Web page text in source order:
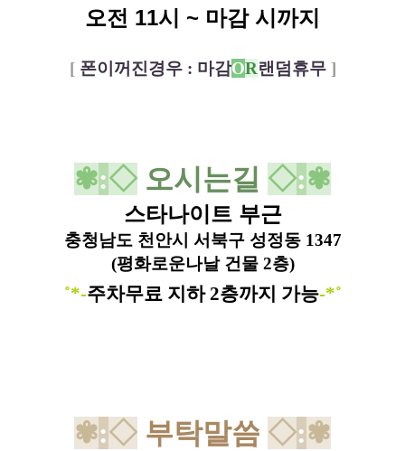
오전 11시 ~ 마감 시까지
[폰이꺼진경우 : 마감OR랜덤휴무 ]
✾:◇ 오시는길 ◇:✾
스타나이트 부근
충청남도 천안시 서북구 성정동 1347
(평화로운나날 건물 2층)
˚*-주차무료 지하 2층까지 가능-*˚
✾:◇ 부탁말씀 ◇:✾